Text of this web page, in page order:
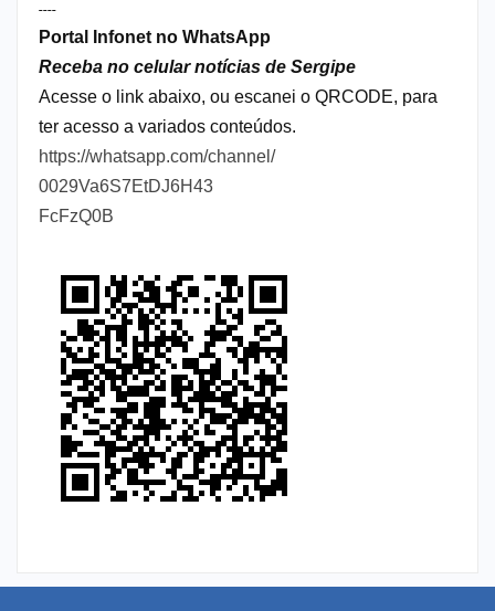
----
Portal Infonet no WhatsApp
Receba no celular notícias de Sergipe
Acesse o link abaixo, ou escanei o QRCODE, para
ter acesso a variados conteúdos.
https://whatsapp.com/channel/
0029Va6S7EtDJ6H43
FcFzQ0B